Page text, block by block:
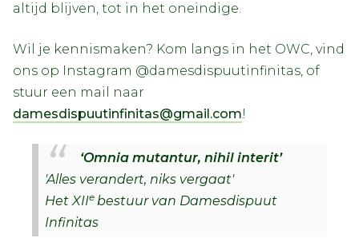
altijd blijven, tot in het oneindige.
Wil je kennismaken? Kom langs in het OWC, vind
ons op Instagram @damesdispuutinfinitas, of
stuur een mail naar
damesdispuutinfinitas@gmail.com!
‘Omnia mutantur, nihil interit’
'Alles verandert, niks vergaat'
Het XIIe bestuur van Damesdispuut
Infinitas